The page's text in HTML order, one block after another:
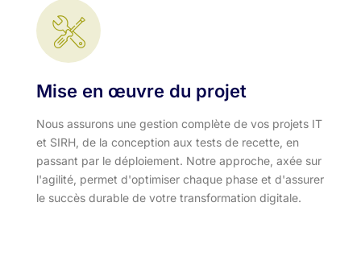
Mise en œuvre du projet
Nous assurons une gestion complète de vos projets IT
et SIRH, de la conception aux tests de recette, en
passant par le déploiement. Notre approche, axée sur
l'agilité, permet d'optimiser chaque phase et d'assurer
le succès durable de votre transformation digitale.